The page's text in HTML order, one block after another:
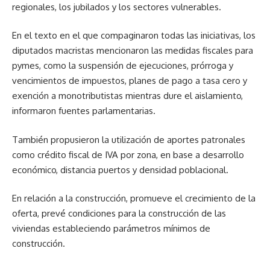
regionales, los jubilados y los sectores vulnerables.
En el texto en el que compaginaron todas las iniciativas, los
diputados macristas mencionaron las medidas fiscales para
pymes, como la suspensión de ejecuciones, prórroga y
vencimientos de impuestos, planes de pago a tasa cero y
exención a monotributistas mientras dure el aislamiento,
informaron fuentes parlamentarias.
También propusieron la utilización de aportes patronales
como crédito fiscal de IVA por zona, en base a desarrollo
económico, distancia puertos y densidad poblacional.
En relación a la construcción, promueve el crecimiento de la
oferta, prevé condiciones para la construcción de las
viviendas estableciendo parámetros mínimos de
construcción.